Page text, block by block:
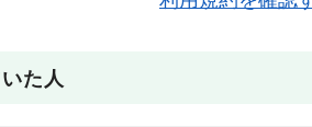
た人